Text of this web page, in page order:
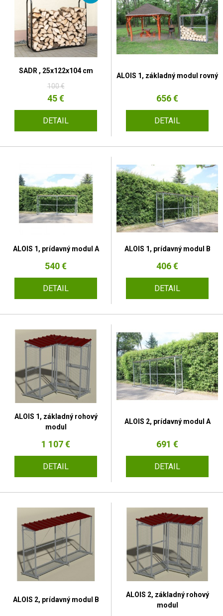
SADR , 25x122x104 cm
100 €
45 €
DETAIL
ALOIS 1, základný modul rovný
656 €
DETAIL
ALOIS 1, prídavný modul A
540 €
DETAIL
ALOIS 1, prídavný modul B
406 €
DETAIL
ALOIS 1, základný rohový
modul
1 107 €
DETAIL
ALOIS 2, prídavný modul A
691 €
DETAIL
ALOIS 2, prídavný modul B
ALOIS 2, základný rohový
modul